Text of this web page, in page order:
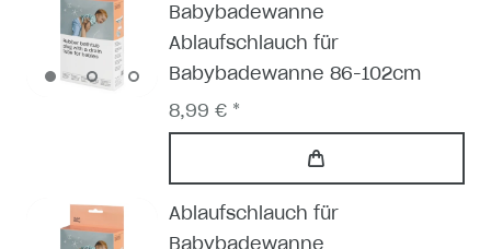
Babybadewanne
Ablaufschlauch für
Babybadewanne 86-102cm
8,99 € *
Ablaufschlauch für
Babybadewanne